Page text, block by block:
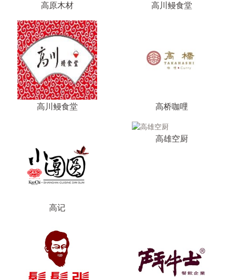
高原木材 高川鳗食堂
高川鳗食堂 高桥咖哩
高记
高雄空厨